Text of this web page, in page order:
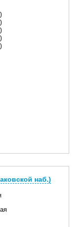
наб.)